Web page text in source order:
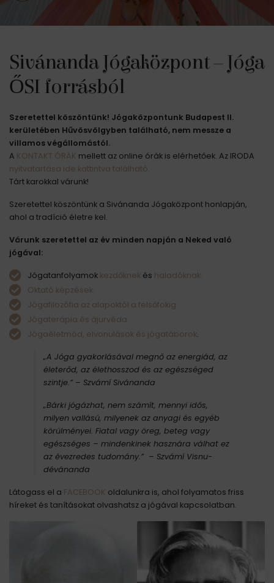
Sivánanda Jógaközpont – Jóga
ŐSI forrásból
Szeretettel köszöntünk! Jógaközpontunk Budapest II.
kerületében Hűvösvölgyben található, nem messze a
villamos végállomástól.
A KONTAKT ÓRÁK mellett az online órák is elérhetőek. Az IRODA
nyitvatartása ide kattintva található.
Tárt karokkal várunk!
Szeretettel köszöntünk a Sivánanda Jógaközpont honlapján,
ahol a tradíció életre kel.
Várunk szeretettel az év minden napján a Neked való
jógával:
Jógatanfolyamok kezdőknek és haladóknak.
Oktató képzések.
Jógafilozófia az alapoktól a felsőfokig.
Jógaterápia és ájurvéda.
Jógaéletmód, elvonulások és jógatáborok.
„A Jóga gyakorlásával megnő az energiád, az
életerőd, az élethosszod és az egészséged
szintje.” – Szvámí Sivánanda
„Bárki jógázhat, nem számít, mennyi idős,
milyen vallású, milyenek az anyagi és egyéb
körülményei. Fiatal vagy öreg, beteg vagy
egészséges – mindenkinek hasznára válhat ez
az évezredes tudomány.” – Szvámí Visnu-
dévánanda
Látogass el a FACEBOOK oldalunkra is, ahol folyamatos friss
híreket és tanításokat olvashatsz a jógával kapcsolatban.